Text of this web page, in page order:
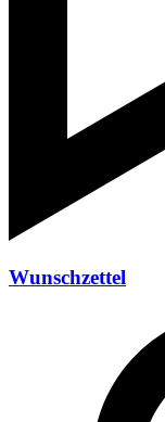
Wunschzettel